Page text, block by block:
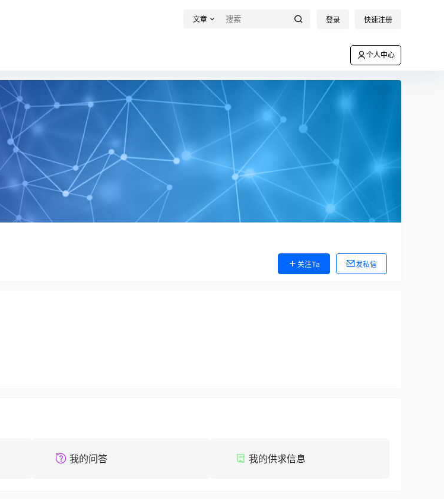
文章 登录 快速注册
个人中心
关注Ta
发私信
我的问答 我的供求信息